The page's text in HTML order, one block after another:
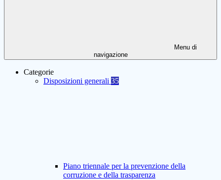
Menu di
navigazione
Categorie
Disposizioni generali 35
Piano triennale per la prevenzione della
corruzione e della trasparenza